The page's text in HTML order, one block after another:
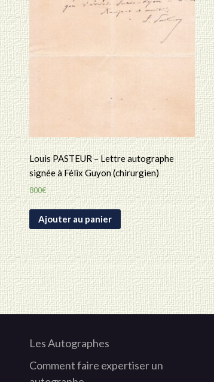
Louis PASTEUR – Lettre autographe
signée à Félix Guyon (chirurgien)
800€
Ajouter au panier
Les Autographes
Comment faire expertiser un